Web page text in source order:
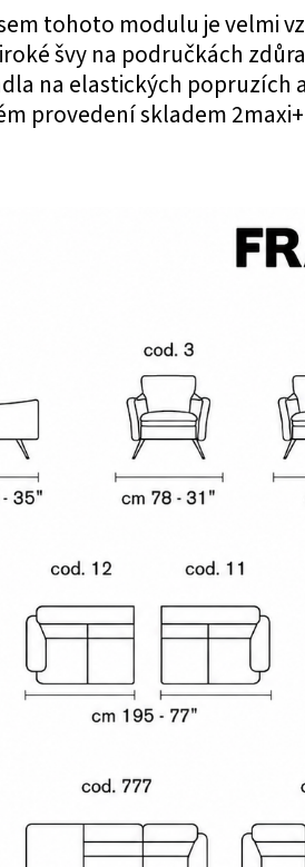
tohoto modulu je velmi
švy na područkách
na elastických
provedení skladem